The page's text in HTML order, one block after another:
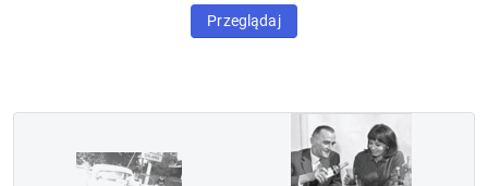
Przeglądaj